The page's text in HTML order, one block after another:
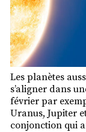
Les planètes
s’aligner dans
février par
Uranus, Jupiter
conjonction qui